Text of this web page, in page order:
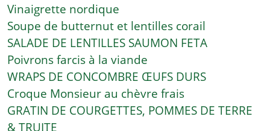
Vinaigrette nordique
Soupe de butternut et lentilles corail
SALADE DE LENTILLES SAUMON FETA
Poivrons farcis à la viande
WRAPS DE CONCOMBRE ŒUFS DURS
Croque Monsieur au chèvre frais
GRATIN DE COURGETTES, POMMES DE TERRE
& TRUITE